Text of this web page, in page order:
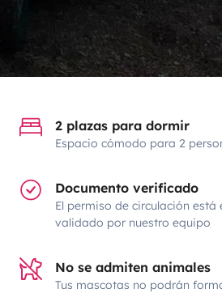
2 plazas para dormir
Espacio cómodo para 2
Documento verificado
El permiso de circulación está
validado por nuestro equipo
No se admiten animales
Tus mascotas no podrán